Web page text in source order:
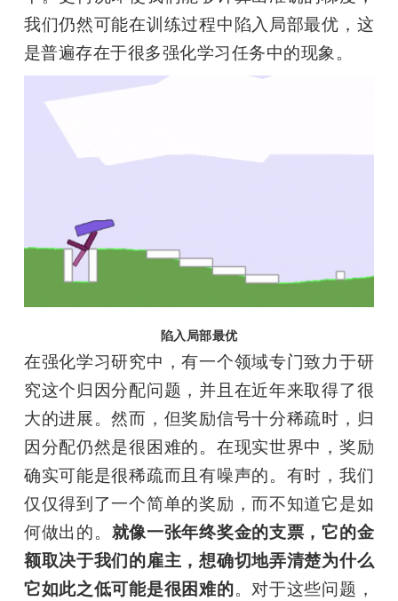
我们仍然可能在训练过程中陷入局部最优，这
是普遍存在于很多强化学习任务中的现象。
陷入局部最优
在强化学习研究中，有一个领域专门致力于研
究这个归因分配问题，并且在近年来取得了很
大的进展。然而，但奖励信号十分稀疏时，归
因分配仍然是很困难的。在现实世界中，奖励
确实可能是很稀疏而且有噪声的。有时，我们
仅仅得到了一个简单的奖励，而不知道它是如
何做出的。 就像一张年终奖金的支票，它的金
额取决于我们的雇主，想确切地弄清楚为什么
它如此之低可能是很困难的。对于这些问题，